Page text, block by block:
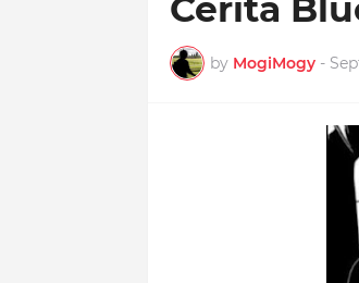
Cerita
by MogiMogy -